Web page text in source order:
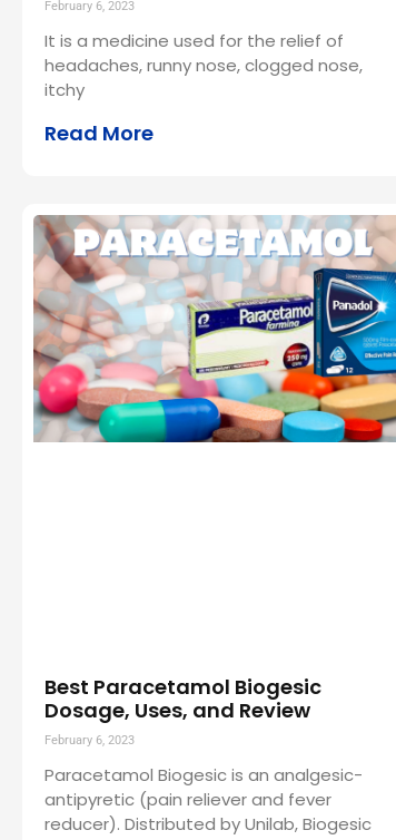
February 6, 2023
It is a medicine used for the relief of
headaches, runny nose, clogged nose,
itchy
Read More
Best Paracetamol Biogesic
Dosage, Uses, and Review
February 6, 2023
Paracetamol Biogesic is an analgesic-
antipyretic (pain reliever and fever
reducer). Distributed by Unilab, Biogesic